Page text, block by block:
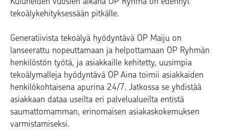
tekoälykehityksessään pitkälle.
Generatiivista tekoälyä hyödyntävä OP Maiju on
lanseerattu nopeuttamaan ja helpottamaan OP Ryhmän
henkilöstön työtä, ja asiakkaille kehitetty, uusimpia
tekoälymalleja hyödyntävä OP Aina toimii asiakkaiden
henkilökohtaisena apurina 24/7. Jatkossa se yhdistää
asiakkaan dataa useilta eri palvelualueilta entistä
saumattomamman, erinomaisen asiakaskokemuksen
varmistamiseksi.